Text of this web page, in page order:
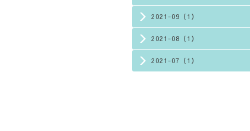
2021-09（1）
2021-08（1）
2021-07（1）